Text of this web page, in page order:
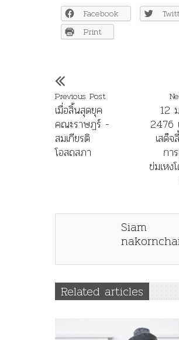
Facebook
Print
Previous Post
เมื่อสิ้นสุดยุค
คณะราษฏร์ -
สมเกียรติ
โอสถสภา
12
2476
เสด็
กา
ข่มเหง
Siam
Related articles